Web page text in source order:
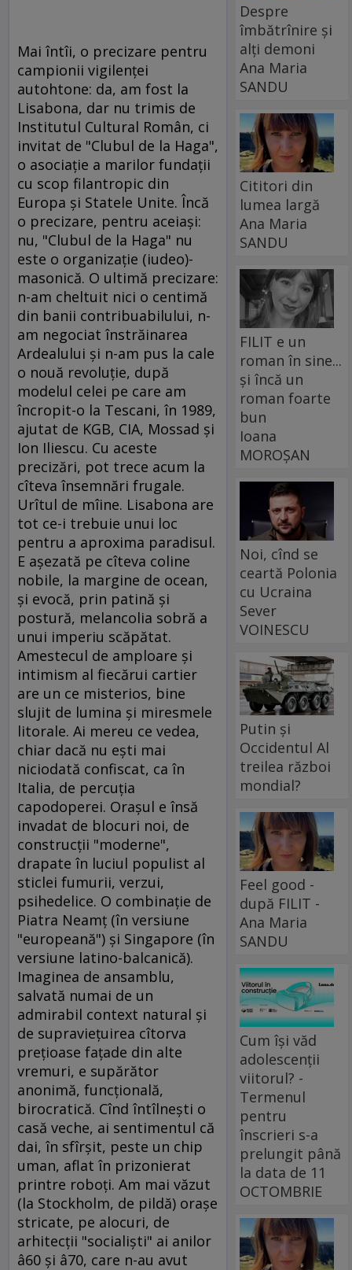
Mai întîi, o precizare pentru
campionii vigilenţei
autohtone: da, am fost la
Lisabona, dar nu trimis de
Institutul Cultural Român, ci
invitat de "Clubul de la Haga",
o asociaţie a marilor fundaţii
cu scop filantropic din
Europa şi Statele Unite. Încă
o precizare, pentru aceiaşi:
nu, "Clubul de la Haga" nu
este o organizaţie (iudeo)-
masonică. O ultimă precizare:
n-am cheltuit nici o centimă
din banii contribuabilului, n-
am negociat înstrăinarea
Ardealului şi n-am pus la cale
o nouă revoluţie, după
modelul celei pe care am
încropit-o la Tescani, în 1989,
ajutat de KGB, CIA, Mossad şi
Ion Iliescu. Cu aceste
precizări, pot trece acum la
cîteva însemnări frugale.
Urîtul de mîine. Lisabona are
tot ce-i trebuie unui loc
pentru a aproxima paradisul.
E aşezată pe cîteva coline
nobile, la margine de ocean,
şi evocă, prin patină şi
postură, melancolia sobră a
unui imperiu scăpătat.
Amestecul de amploare şi
intimism al fiecărui cartier
are un ce misterios, bine
slujit de lumina şi miresmele
litorale. Ai mereu ce vedea,
chiar dacă nu eşti mai
niciodată confiscat, ca în
Italia, de percuţia
capodoperei. Oraşul e însă
invadat de blocuri noi, de
construcţii "moderne",
drapate în luciul populist al
sticlei fumurii, verzui,
psihedelice. O combinaţie de
Piatra Neamţ (în versiune
"europeană") şi Singapore (în
versiune latino-balcanică).
Imaginea de ansamblu,
salvată numai de un
admirabil context natural şi
de supravieţuirea cîtorva
preţioase faţade din alte
vremuri, e supărător
anonimă, funcţională,
birocratică. Cînd întîlneşti o
casă veche, ai sentimentul că
dai, în sfîrşit, peste un chip
uman, aflat în prizonierat
printre roboţi. Am mai văzut
(la Stockholm, de pildă) oraşe
stricate, pe alocuri, de
arhitecţii "socialişti" ai anilor
â60 şi â70, care n-au avut
Despre
îmbătrînire și
alți demoni
Ana Maria
SANDU
Cititori din
lumea largă
Ana Maria
SANDU
FILIT e un
roman în sine...
și încă un
roman foarte
bun
Ioana
MOROȘAN
Noi, cînd se
ceartă Polonia
cu Ucraina
Sever
VOINESCU
Putin și
Occidentul Al
treilea război
mondial?
Feel good -
după FILIT -
Ana Maria
SANDU
Cum își văd
adolescenții
viitorul? -
Termenul
pentru
înscrieri s-a
prelungit până
la data de 11
OCTOMBRIE